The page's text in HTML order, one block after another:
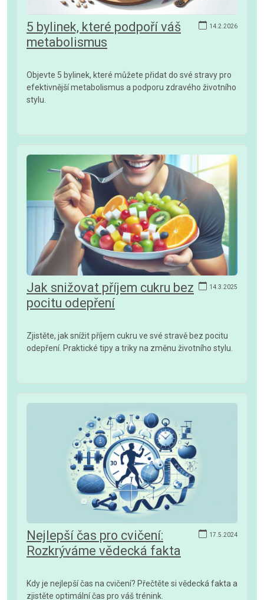
14.2.2026
5 bylinek, které podpoří váš
metabolismus
Objevte 5 bylinek, které můžete přidat do své stravy pro
efektivnější metabolismus a podporu zdravého životního
stylu.
14.3.2025
Jak snižovat příjem cukru bez
pocitu odepření
Zjistěte, jak snížit příjem cukru ve své stravě bez pocitu
odepření. Praktické tipy a triky na změnu životního stylu.
17.5.2024
Nejlepší čas pro cvičení:
Rozkrýváme vědecká fakta
Kdy je nejlepší čas na cvičení? Přečtěte si vědecká fakta a
zjistěte optimální čas pro váš trénink.